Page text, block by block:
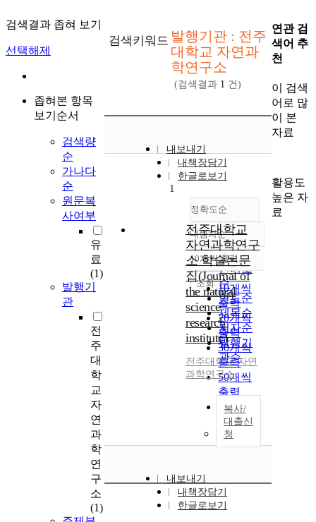
검색결과 좁혀 보기
선택해제
좁혀본 항목
보기순서
검색량
순
가나다
순
원문복
사여부
유
료
(1)
발행기
관
전
주
대
학
교
자
연
과
학
연
구
소
(1)
검색키워드 발행기관 : 전주
대학교 자연과
학연구소
(검색결과 1 건)
내보내기
내책장담기
한글로보기
정확도순
정확도
순
인기도
순
연도순
제목순
저자순
발행기
관순
내림차순
내림차순
10개씩 출력
10개씩
출력
20개씩
출력
30개씩
출력
50개씩
출력
100개씩
출력
조회
1
전주대학교
자연과학연구
소 학술논문
집(Journal of
the natural
science
research
institute)
전주대학교 자연
과학연구소
복사/
대출신
청
내보내기
내책장담기
한글로보기
연관 검
색어 추
천
이 검색
어로 많
이 본
자료
활용도
높은 자
료